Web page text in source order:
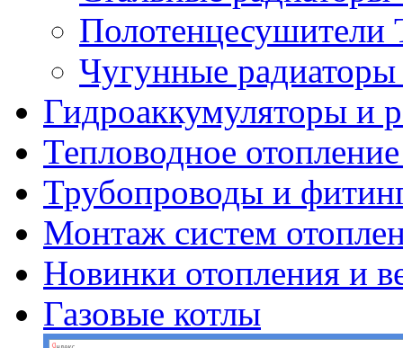
Чугунные
Гидроаккумуляторы и
Тепловодное
Трубопроводы и
Монтаж систем
Новинки отопления и
Газовые котлы